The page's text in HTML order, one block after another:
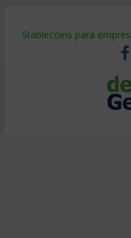
Stablecoins para
Despido silencioso:
IA en selección de
Trabajo forzoso en la
Mercado hispano de